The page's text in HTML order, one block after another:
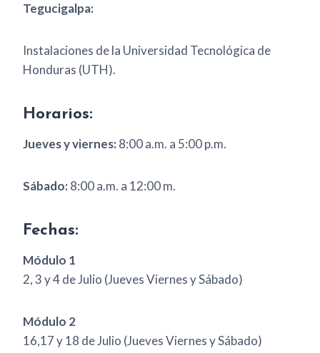
Tegucigalpa:
Instalaciones de la Universidad Tecnológica de
Honduras (UTH).
Horarios:
Jueves y viernes: 8:00 a.m. a 5:00 p.m.
Sábado: 8:00 a.m. a 12:00 m.
Fechas:
Módulo 1
2, 3 y 4 de Julio (Jueves Viernes y Sábado)
Módulo 2
16,17 y 18 de Julio (Jueves Viernes y Sábado)